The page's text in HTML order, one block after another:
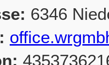
6346